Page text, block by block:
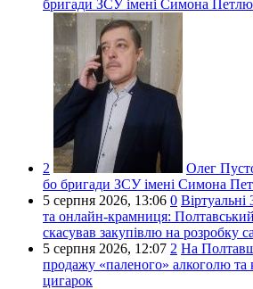
бригади ЗСУ імені Симона
2 Олег
бо бригади ЗСУ імені Симона
5 серпня 2026, 13:06 0 Віртуальні
та онлайн-крамниця:
скасував закупівлю на розробку
5 серпня 2026, 12:07 2 На
продажу «паленого» алкоголю та
цигарок